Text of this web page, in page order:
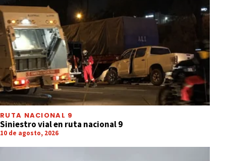
RUTA NACIONAL 9
Siniestro vial en ruta nacional 9
10 de agosto, 2026